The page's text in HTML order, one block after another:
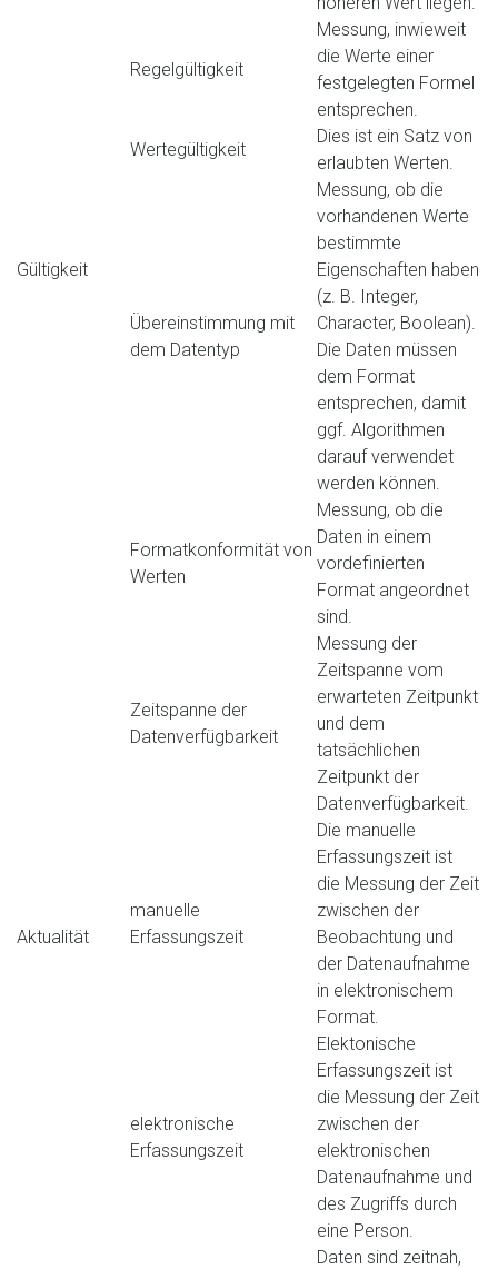
Gültigkeit
Regelgültigkeit
Messung, inwieweit
die Werte einer
festgelegten Formel
entsprechen.
Wertegültigkeit
Dies ist ein Satz von
erlaubten Werten.
Übereinstimmung mit
dem Datentyp
Messung, ob die
vorhandenen Werte
bestimmte
Eigenschaften haben
(z. B. Integer,
Character, Boolean).
Die Daten müssen
dem Format
entsprechen, damit
ggf. Algorithmen
darauf verwendet
werden können.
Formatkonformität von
Werten
Messung, ob die
Daten in einem
vordefinierten
Format angeordnet
sind.
Aktualität
Zeitspanne der
Datenverfügbarkeit
Messung der
Zeitspanne vom
erwarteten Zeitpunkt
und dem
tatsächlichen
Zeitpunkt der
Datenverfügbarkeit.
manuelle
Erfassungszeit
Die manuelle
Erfassungszeit ist
die Messung der Zeit
zwischen der
Beobachtung und
der Datenaufnahme
in elektronischem
Format.
elektronische
Erfassungszeit
Elektonische
Erfassungszeit ist
die Messung der Zeit
zwischen der
elektronischen
Datenaufnahme und
des Zugriffs durch
eine Person.
Daten sind zeitnah,